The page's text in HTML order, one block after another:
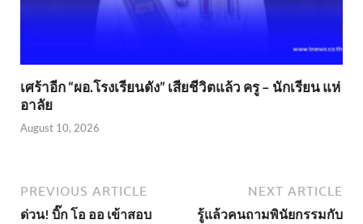
เศร้าอีก “ผอ.โรงเรียนดัง” เสียชีวิตแล้ว ครู – นักเรียน แห่
อาลัย
August 10, 2026
PREVIOUS ARTICLE
ด่วน! บิ๊ก โอ ออ เข้าสอบ
NEXT ARTICLE
รู้แล้วคนถามพินัยกรรมกับ